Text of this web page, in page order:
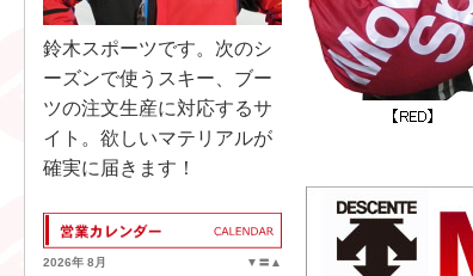
鈴木スポーツです。次のシ
ーズンで使うスキー、ブー
ツの注文生産に対応するサ
イト。欲しいマテリアルが
確実に届きます！
▲
〓
▼
2026年 8月